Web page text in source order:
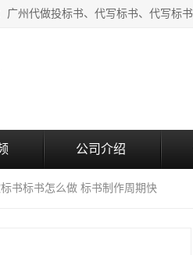
公司介绍
书标书怎么做 标书制作周期快